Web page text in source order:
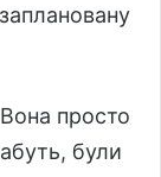
просто
були